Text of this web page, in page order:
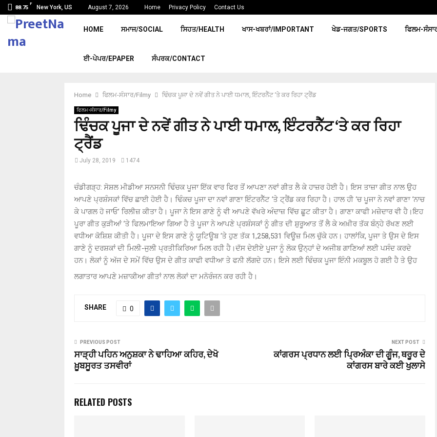
88.75
F
New York, US August 7, 2026 Home Privacy Policy Contact Us
HOME ਸਮਾਜ/SOCIAL ਸਿਹਤ/HEALTH ਖਾਸ-ਖਬਰਾਂ/IMPORTANT ਖੇਡ-ਜਗਤ/SPORTS ਫਿਲਮ-
ਈ-ਪੇਪਰ/EPAPER ਸੰਪਰਕ/CONTACT
Home ਫਿਲਮ-ਸੰਸਾਰ/Filmy ਢਿੰਚਕ ਪੂਜਾ ਦੇ ਨਵੇਂ ਗੀਤ ਨੇ ਪਾਈ ਧਮਾਲ, ਇੰਟਰਨੈੱਟ ‘ਤੇ ਕਰ ਰਿਹਾ ਟ੍ਰੈਂਡ
ਫਿਲਮ-ਸੰਸਾਰ/Filmy
ਢਿੰਚਕ ਪੂਜਾ ਦੇ ਨਵੇਂ ਗੀਤ ਨੇ ਪਾਈ ਧਮਾਲ, ਇੰਟਰਨੈੱਟ ‘ਤੇ ਕਰ ਰਿਹਾ
ਟ੍ਰੈਂਡ
July 28, 2019 1474
ਚੰਡੀਗੜ੍ਹ: ਸੋਸ਼ਲ ਮੀਡੀਆ ਸਨਸਨੀ ਢਿੰਚਕ ਪੂਜਾ ਇੱਕ ਵਾਰ ਫਿਰ ਤੋਂ ਆਪਣਾ ਨਵਾਂ ਗੀਤ ਲੈ ਕੇ ਹਾਜ਼ਰ ਹੋਈ ਹੈ। ਇਸ ਤਾਜ਼ਾ ਗੀਤ ਨਾਲ ਉਹ
ਆਪਣੇ ਪ੍ਰਸ਼ੰਸਕਾਂ ਵਿੱਚ ਛਾਈ ਹੋਈ ਹੈ। ਢਿੰਕਚ ਪੂਜਾ ਦਾ ਨਵਾਂ ਗਾਣਾ ਇੰਟਰਨੈੱਟ ‘ਤੇ ਟ੍ਰੈਂਡ ਕਰ ਰਿਹਾ ਹੈ। ਹਾਲ ਹੀ ‘ਚ ਪੂਜਾ ਨੇ ਨਵਾਂ ਗਾਣਾ ‘ਨਾਚ
ਕੇ ਪਾਗਲ ਹੋ ਜਾਓ’ ਰਿਲੀਜ਼ ਕੀਤਾ ਹੈ। ਪੂਜਾ ਨੇ ਇਸ ਗਾਣੇ ਨੂੰ ਵੀ ਆਪਣੇ ਵੱਖਰੇ ਅੰਦਾਜ਼ ਵਿੱਚ ਛੂਟ ਕੀਤਾ ਹੈ। ਗਾਣਾ ਕਾਫੀ ਮਜ਼ੇਦਾਰ ਵੀ ਹੈ।ਇਹ
ਪੂਰਾ ਗੀਤ ਕੁੜੀਆਂ ‘ਤੇ ਫਿਲਮਾਇਆ ਗਿਆ ਹੈ ਤੇ ਪੂਜਾ ਨੇ ਆਪਣੇ ਪ੍ਰਸ਼ੰਸਕਾਂ ਨੂੰ ਗੀਤ ਦੀ ਸ਼ੁਰੂਆਤ ਤੋਂ ਲੈ ਕੇ ਅਖ਼ੀਰ ਤੱਕ ਬੰਨ੍ਹੇ ਰੱਖਣ ਲਈ
ਵਧੀਆ ਕੋਸ਼ਿਸ਼ ਕੀਤੀ ਹੈ। ਪੂਜਾ ਦੇ ਇਸ ਗਾਣੇ ਨੂੰ ਯੂਟਿਊਬ ‘ਤੇ ਹੁਣ ਤੱਕ 1,258,531 ਵਿਊਜ਼ ਮਿਲ ਚੁੱਕੇ ਹਨ। ਹਾਲਾਂਕਿ, ਪੂਜਾ ਤੇ ਉਸ ਦੇ ਇਸ
ਗਾਣੇ ਨੂੰ ਦਰਸ਼ਕਾਂ ਦੀ ਮਿਲੀ-ਜੁਲੀ ਪ੍ਰਤੀਕਿਰਿਆ ਮਿਲ ਰਹੀ ਹੈ।ਦੱਸ ਦੇਈਏ ਪੂਜਾ ਨੂੰ ਲੋਕ ਉਨ੍ਹਾਂ ਦੇ ਅਜੀਬ ਗਾਣਿਆਂ ਲਈ ਪਸੰਦ ਕਰਦੇ
ਹਨ। ਲੋਕਾਂ ਨੂੰ ਅੱਜ ਦੇ ਸਮੇਂ ਵਿੱਚ ਉਸ ਦੇ ਗੀਤ ਕਾਫੀ ਵਧੀਆ ਤੇ ਫਨੀ ਲੱਗਦੇ ਹਨ। ਇਸੇ ਲਈ ਢਿੰਚਕ ਪੂਜਾ ਇੰਨੀ ਮਕਬੂਲ ਹੋ ਗਈ ਹੈ ਤੇ ਉਹ
ਲਗਾਤਾਰ ਆਪਣੇ ਮਜ਼ਾਕੀਆ ਗੀਤਾਂ ਨਾਲ ਲੋਕਾਂ ਦਾ ਮਨੋਰੰਜਨ ਕਰ ਰਹੀ ਹੈ।
SHARE 0
PREVIOUS POST
ਸਾੜ੍ਹੀ ਪਹਿਨ ਅਨੁਸ਼ਕਾ ਨੇ ਢਾਹਿਆ ਕਹਿਰ, ਦੇਖੋ
ਖ਼ੂਬਸੂਰਤ ਤਸਵੀਰਾਂ
NEXT POST
ਕਾਂਗਰਸ ਪ੍ਰਧਾਨ ਲਈ ਪ੍ਰਿਅੰਕਾ ਦੀ ਗੂੰਜ, ਥਰੂਰ ਦੇ
ਕਾਂਗਰਸ ਬਾਰੇ ਕਈ ਖੁਲਾਸੇ
RELATED POSTS